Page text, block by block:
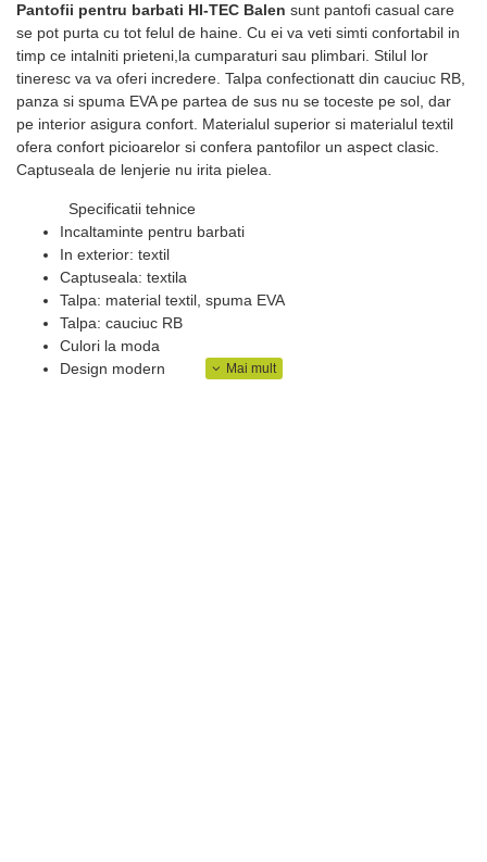
Pantofii pentru barbati HI-TEC Balen sunt pantofi casual care
se pot purta cu tot felul de haine. Cu ei va veti simti confortabil in
timp ce intalniti prieteni,la cumparaturi sau plimbari. Stilul lor
tineresc va va oferi incredere. Talpa confectionatt din cauciuc RB,
panza si spuma EVA pe partea de sus nu se toceste pe sol, dar
pe interior asigura confort. Materialul superior si materialul textil
ofera confort picioarelor si confera pantofilor un aspect clasic.
Captuseala de lenjerie nu irita pielea.
Specificatii tehnice
Incaltaminte pentru barbati
In exterior: textil
Captuseala: textila
Talpa: material textil, spuma EVA
Talpa: cauciuc RB
Culori la moda
Design modern